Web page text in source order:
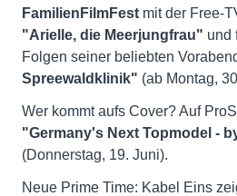
FamilienFilmFest mit der Free-
"Arielle, die Meerjungfrau" und
Folgen seiner beliebten
Spreewaldklinik" (ab Montag,
Wer kommt aufs Cover? Auf
"Germany's Next Topmodel -
(Donnerstag, 19. Juni).
Neue Prime Time: Kabel Eins